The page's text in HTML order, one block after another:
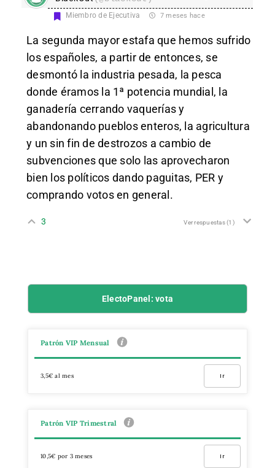
Miembro de Ejecutiva 7 meses hace
La segunda mayor estafa que hemos sufrido
los españoles, a partir de entonces, se
desmontó la industria pesada, la pesca
donde éramos la 1ª potencia mundial, la
ganadería cerrando vaquerías y
abandonando pueblos enteros, la agricultura
y un sin fin de destrozos a cambio de
subvenciones que solo las aprovecharon
bien los políticos dando paguitas, PER y
comprando votos en general.
3 Ver respuestas(1)
ElectoPanel: vota
Patrón VIP Mensual
3,5€ al mes Ir
Patrón VIP Trimestral
10,5€ por 3 meses Ir